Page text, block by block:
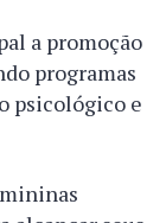
a promoção
programas
psicológico e